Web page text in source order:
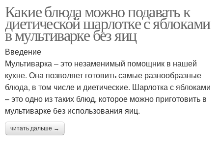
Какие блюда можно подавать к
диетической шарлотке с яблоками
в мультиварке без яиц
Введение
Мультиварка – это незаменимый помощник в нашей
кухне. Она позволяет готовить самые разнообразные
блюда, в том числе и диетические. Шарлотка с яблоками
– это одно из таких блюд, которое можно приготовить в
мультиварке без использования яиц.
читать дальше →